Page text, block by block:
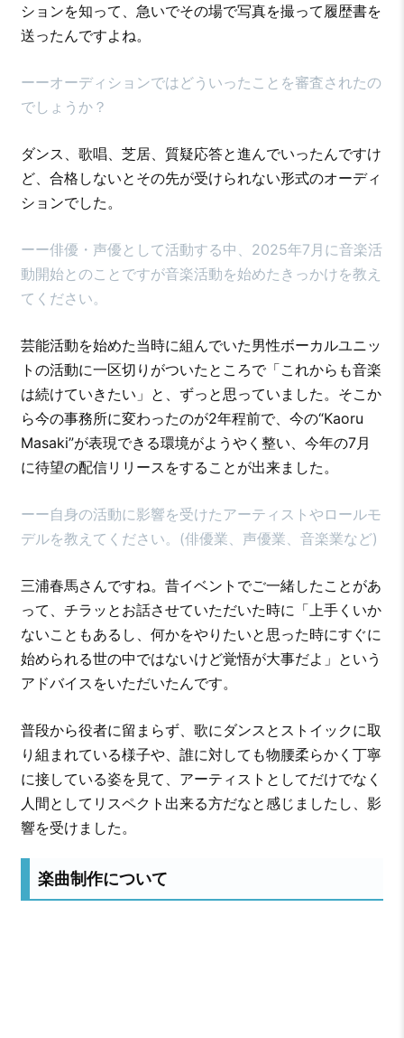
ションを知って、急いでその場で写真を撮って履歴書を
送ったんですよね。
ーーオーディションではどういったことを審査されたの
でしょうか？
ダンス、歌唱、芝居、質疑応答と進んでいったんですけ
ど、合格しないとその先が受けられない形式のオーディ
ションでした。
ーー俳優・声優として活動する中、2025年7月に音楽活
動開始とのことですが音楽活動を始めたきっかけを教え
てください。
芸能活動を始めた当時に組んでいた男性ボーカルユニッ
トの活動に一区切りがついたところで「これからも音楽
は続けていきたい」と、ずっと思っていました。そこか
ら今の事務所に変わったのが2年程前で、今の“Kaoru
Masaki”が表現できる環境がようやく整い、今年の7月
に待望の配信リリースをすることが出来ました。
ーー自身の活動に影響を受けたアーティストやロールモ
デルを教えてください。(俳優業、声優業、音楽業など)
三浦春馬さんですね。昔イベントでご一緒したことがあ
って、チラッとお話させていただいた時に「上手くいか
ないこともあるし、何かをやりたいと思った時にすぐに
始められる世の中ではないけど覚悟が大事だよ」という
アドバイスをいただいたんです。
普段から役者に留まらず、歌にダンスとストイックに取
り組まれている様子や、誰に対しても物腰柔らかく丁寧
に接している姿を見て、アーティストとしてだけでなく
人間としてリスペクト出来る方だなと感じましたし、影
響を受けました。
楽曲制作について